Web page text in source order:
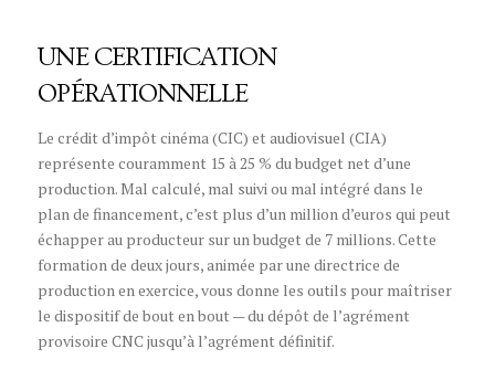
UNE CERTIFICATION
OPÉRATIONNELLE
Le crédit d’impôt cinéma (CIC) et audiovisuel (CIA)
représente couramment 15 à 25 % du budget net d’une
production. Mal calculé, mal suivi ou mal intégré dans le
plan de financement, c’est plus d’un million d’euros qui peut
échapper au producteur sur un budget de 7 millions. Cette
formation de deux jours, animée par une directrice de
production en exercice, vous donne les outils pour maîtriser
le dispositif de bout en bout — du dépôt de l’agrément
provisoire CNC jusqu’à l’agrément définitif.